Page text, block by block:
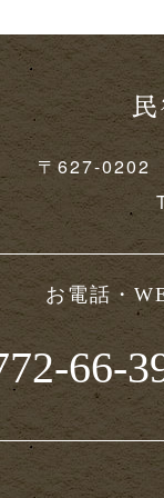
〒627-0202
お電話・
66-